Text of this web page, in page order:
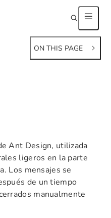
ON THIS PAGE
Ant Design, utilizada
ligeros en la parte
Los mensajes se
de un tiempo
manualmente